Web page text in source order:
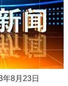
8月23日